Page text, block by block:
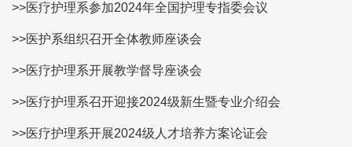
>>医疗护理系参加2024年全国护理专指委会议
>>医护系组织召开全体教师座谈会
>>医疗护理系开展教学督导座谈会
>>医疗护理系召开迎接2024级新生暨专业介绍会
>>医疗护理系开展2024级人才培养方案论证会